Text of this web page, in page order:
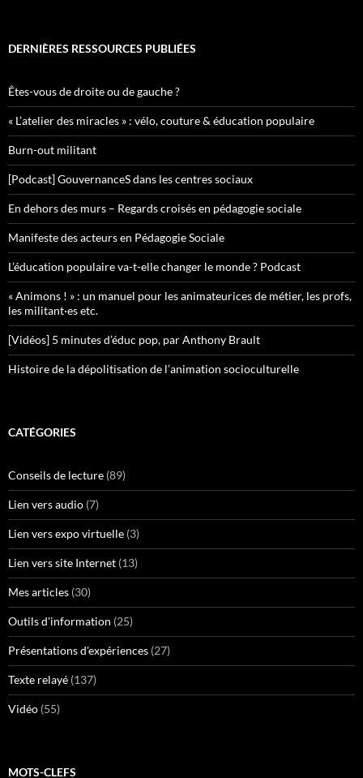
DERNIÈRES RESSOURCES PUBLIÉES
Êtes-vous de droite ou de gauche ?
« L’atelier des miracles » : vélo, couture & éducation populaire
Burn-out militant
[Podcast] GouvernanceS dans les centres sociaux
En dehors des murs – Regards croisés en pédagogie sociale
Manifeste des acteurs en Pédagogie Sociale
L’éducation populaire va-t-elle changer le monde ? Podcast
« Animons ! » : un manuel pour les animateurices de métier, les profs,
les militant·es etc.
[Vidéos] 5 minutes d’éduc pop, par Anthony Brault
Histoire de la dépolitisation de l’animation socioculturelle
CATÉGORIES
Conseils de lecture (89)
Lien vers audio (7)
Lien vers expo virtuelle (3)
Lien vers site Internet (13)
Mes articles (30)
Outils d'information (25)
Présentations d'expériences (27)
Texte relayé (137)
Vidéo (55)
MOTS-CLEFS